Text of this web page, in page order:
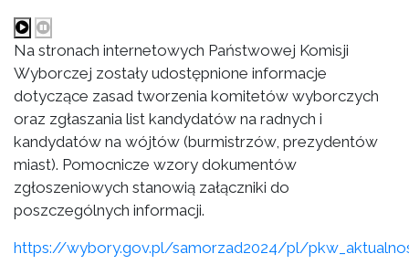
Na stronach internetowych Państwowej Komisji
Wyborczej zostały udostępnione informacje
dotyczące zasad tworzenia komitetów wyborczych
oraz zgłaszania list kandydatów na radnych i
kandydatów na wójtów (burmistrzów, prezydentów
miast). Pomocnicze wzory dokumentów
zgłoszeniowych stanowią załączniki do
poszczególnych informacji.
https://wybory.gov.pl/samorzad2024/pl/